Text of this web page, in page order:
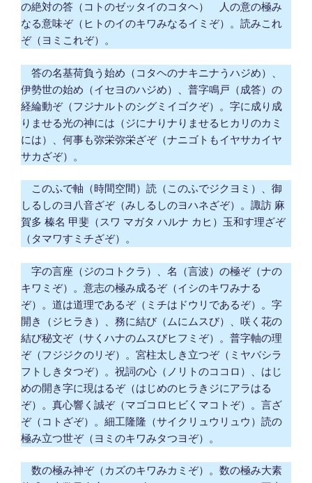
の絶対の答（コトのゼッタイのコタヘ） 人の意の極み
なる意味ぞ（ヒトのイのキワみなるイミぞ）。読みこれ
ぞ（ヨミこれぞ）。
答の名基荷負う始め（コタヘのナキニナうハジめ）、
伊勢世の始め（イセヨのハジめ）、普字鳴戸（成答）の
経綸動ぞ（フジナルトのシグミイゴクぞ）。字に成り成
りませる光の神には（ジにナりナりませるヒカリのカミ
には）、何事も弥栄弥栄ざぞ（ナニゴトもイヤサカイヤ
サカざぞ）。
このふで軸（時間空間）読（このふでジクヨミ）、御
しるしのヨ八音ざぞ（みしるしのヨハネざぞ）。諏訪 麻
賀多 榛名 甲斐（スワ マガタ ハルナ カヒ）玉和す理ざぞ
（タマワすミチざぞ）。
字の言座（ジのコトクラ）、名（言波）の極ぞ（ナの
キワミぞ）。意志の極み成るぞ（イシのキワみナる
ぞ）。道は道理であるぞ（ミチはドウリであるぞ）。字
開き（ジヒラき）、務に結び（ムにムスび）、咲く花の
結び秘文ぞ（サくハナのムスびヒフミぞ）。普字軸の理
ぞ（フジジクのリぞ）。宮柱太しき立つぞ（ミヤバシラ
フトしきタつぞ）。祝詞の心（ノリトのココロ）、はじ
めの開き字に現はるぞ（はじめのヒラきジにアラはる
ぞ）。真心響く誠ぞ（マゴコロヒビくマコトぞ）。言ざ
ぞ（コトざぞ）。細工隆隆（サイクリュウリュウ）読の
極み立つ世ぞ（ヨミのキワみタつヨぞ）。
数の極み神ぞ（カズのキワみカミぞ）。数の極み大素